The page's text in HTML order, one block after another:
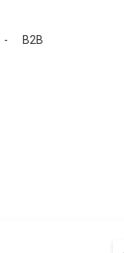
B2B